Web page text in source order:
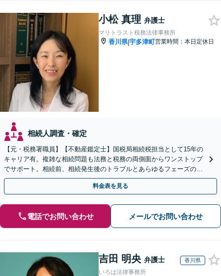
小松 真理 弁護士
マリトラスト税務法律事務所
香川県|宇多津町営業時間：本日定休日
相続人調査・確定
【元・税務署職員】【不動産鑑定士】国税局相続税担当として15年の
キャリア有。複雑な相続問題も法務と税務の両側面からワンストップ
でサポート。相続前、相続発生後のトラブルとあらゆるフェーズのご
相談に対応します【駐車場あり】【電話・Web相談可】
料金表を見る
電話でお問い合わせ メールでお問い合わせ
吉田 明央 弁護士 香川県
いろは法律事務所